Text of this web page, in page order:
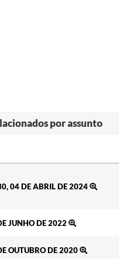
por assunto
04 DE ABRIL DE 2024
JUNHO DE 2022
OUTUBRO DE 2020